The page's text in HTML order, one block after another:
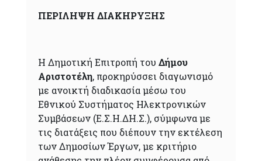
ΠΕΡΙΛΗΨΗ ΔΙΑΚΗΡΥΞΗΣ
H Δημοτική Επιτροπή του Δήμου
Αριστοτέλη, προκηρύσσει διαγωνισμό
με ανοικτή διαδικασία μέσω του
Εθνικού Συστήματος Ηλεκτρονικών
Συμβάσεων (Ε.Σ.Η.ΔΗ.Σ.), σύμφωνα με
τις διατάξεις που διέπουν την εκτέλεση
των Δημοσίων Έργων, με κριτήριο